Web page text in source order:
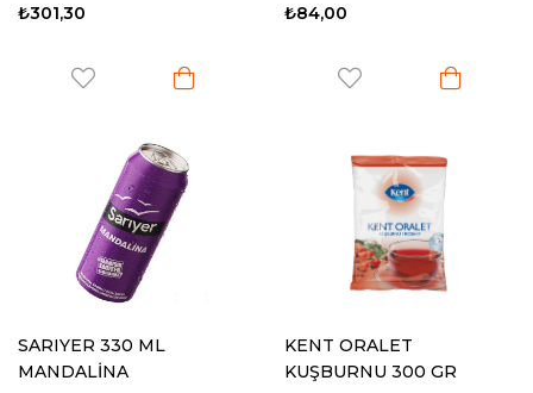
₺301,30 ₺84,00
SARIYER 330 ML
MANDALİNA
KENT ORALET
KUŞBURNU 300 GR